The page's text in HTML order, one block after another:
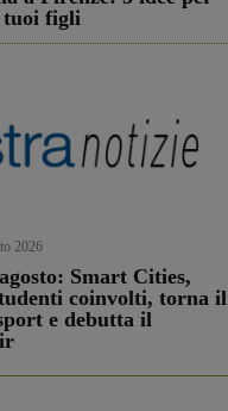
figli
2026
Smart Cities,
coinvolti, torna il
e debutta il